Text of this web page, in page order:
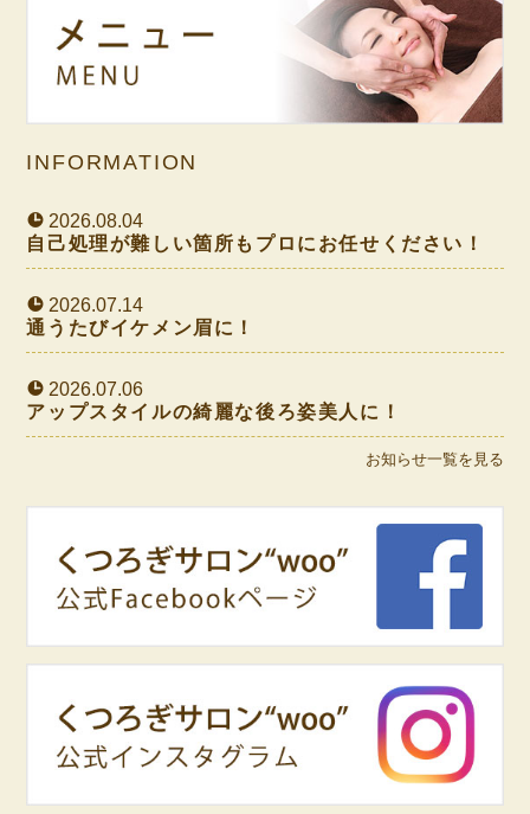
INFORMATION
2026.08.04
自己処理が難しい箇所もプロにお任せください！
2026.07.14
通うたびイケメン眉に！
2026.07.06
アップスタイルの綺麗な後ろ姿美人に！
お知らせ一覧を見る